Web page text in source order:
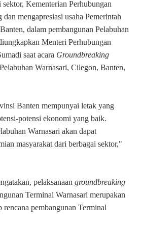
Kementerian Perhubungan
mengapresiasi usaha Pemerintah
dalam pembangunan Pelabuhan
Menteri Perhubungan
saat acara Groundbreaking
Warnasari, Cilegon, Banten,
Banten mempunyai letak yang
potensi ekonomi yang baik.
Warnasari akan dapat
masyarakat dari berbagai sektor,"
pelaksanaan groundbreaking
Terminal Warnasari merupakan
pembangunan Terminal